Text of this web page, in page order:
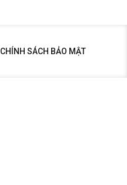
CHÍNH SÁCH BẢO MẬT